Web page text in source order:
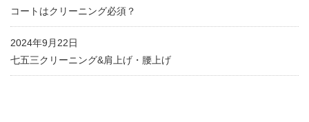
コートはクリーニング必須？
2024年9月22日
七五三クリーニング&肩上げ・腰上げ